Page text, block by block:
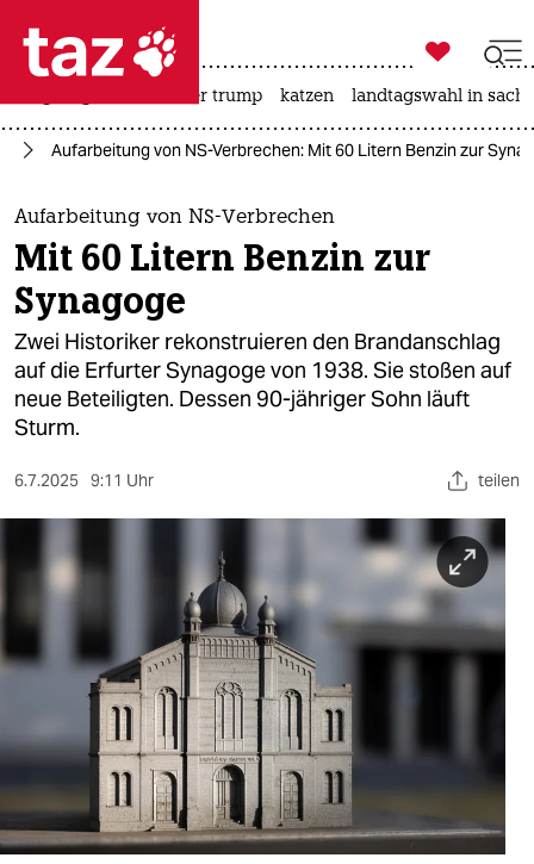
 taz zahl ich
taz zahl ich
themen
politik
öko
gesellschaft
kultur
sport
nord
verlag
veranstaltungen
shop

taz zahl ich
usa unter trump katzen landtagswahl in
Aufarbeitung von NS-Verbrechen: Mit 60 Litern Benzin zur
Aufarbeitung von NS-Verbrechen
Mit 60 Litern Benzin zur
Synagoge
Zwei Historiker rekonstruieren den Brandanschlag
auf die Erfurter Synagoge von 1938. Sie stoßen auf
neue Beteiligten. Dessen 90-jähriger Sohn läuft
Sturm.
6.7.2025 9:11 Uhr teilen